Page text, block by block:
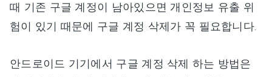
때 기존 구글 계정이 남아있으면 개인정보 유출 위
험이 있기 때문에 구글 계정 삭제가 꼭 필요합니다.
안드로이드 기기에서 구글 계정 삭제 하는 방법은